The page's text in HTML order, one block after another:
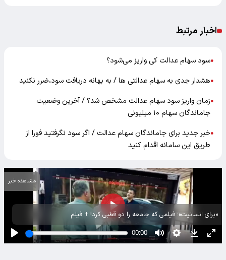
اخبار مرتبط
●سود سهام عدالت کی واریز می‌شود؟
●هشدار جدی به سهام عدالتی ها / به بهانه دریافت سود،ضرر نکنید
●زمان واریز سود سهام عدالت مشخص شد؟ / آخرین وضعیت
جاماندگان سهام ۱۰ میلیونی
●خبر جدید برای جاماندگان سهام عدالت / اگر سود نگرفتید فورا از
طریق این سامانه اقدام کنید
«برای انسانیت»؛ فیلمی که جامعه را دو قطبی کرد! + فیلم
مشاهده خبر